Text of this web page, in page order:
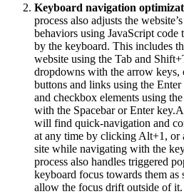
Keyboard navigation
process also adjusts the
behaviors using JavaScript code
by the keyboard. This includes
website using the Tab and
dropdowns with the arrow keys,
buttons and links using the
and checkbox elements using
with the Spacebar or Enter
will find quick-navigation and
at any time by clicking Alt+1, or
site while navigating with the
process also handles triggered
keyboard focus towards them as
allow the focus drift outside of it.